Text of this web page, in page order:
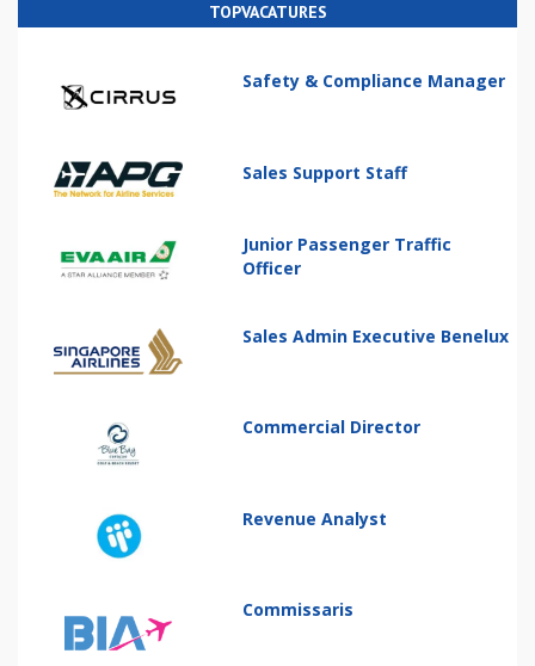
TOPVACATURES
Safety & Compliance Manager
Sales Support Staff
Junior Passenger Traffic
Officer
Sales Admin Executive Benelux
Commercial Director
Revenue Analyst
Commissaris